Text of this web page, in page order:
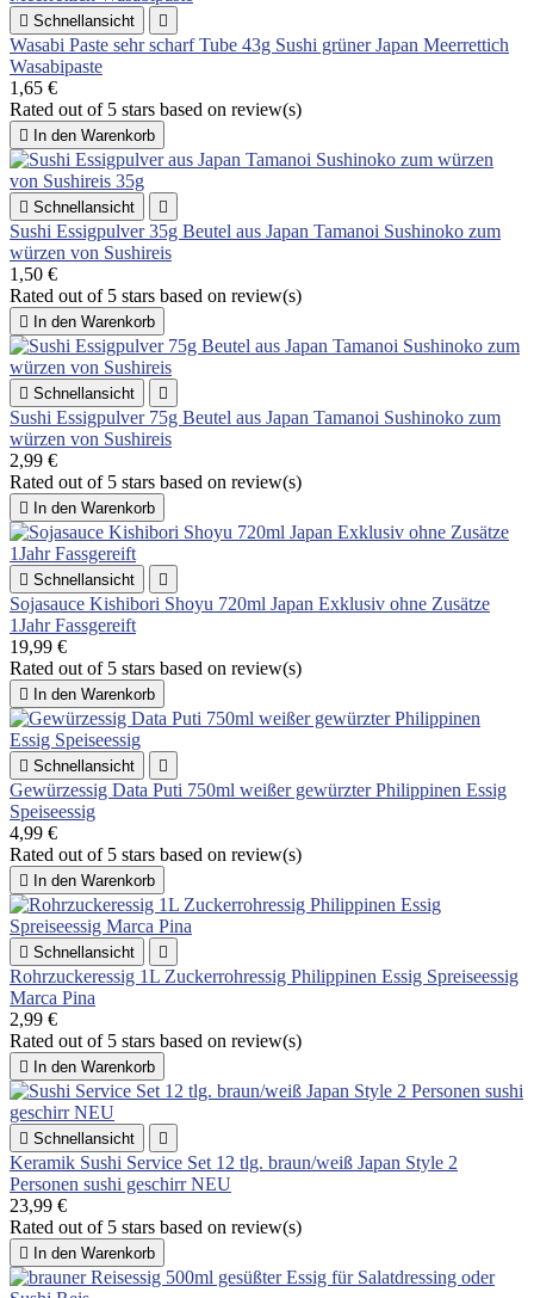
 Schnellansicht 
Wasabi Paste sehr scharf Tube 43g Sushi grüner Japan Meerrettich
Wasabipaste
1,65 €
Rated out of 5 stars based on review(s)
 In den Warenkorb
 Schnellansicht 
Sushi Essigpulver 35g Beutel aus Japan Tamanoi Sushinoko zum
würzen von Sushireis
1,50 €
Rated out of 5 stars based on review(s)
 In den Warenkorb
 Schnellansicht 
Sushi Essigpulver 75g Beutel aus Japan Tamanoi Sushinoko zum
würzen von Sushireis
2,99 €
Rated out of 5 stars based on review(s)
 In den Warenkorb
 Schnellansicht 
Sojasauce Kishibori Shoyu 720ml Japan Exklusiv ohne Zusätze
1Jahr Fassgereift
19,99 €
Rated out of 5 stars based on review(s)
 In den Warenkorb
 Schnellansicht 
Gewürzessig Data Puti 750ml weißer gewürzter Philippinen Essig
Speiseessig
4,99 €
Rated out of 5 stars based on review(s)
 In den Warenkorb
 Schnellansicht 
Rohrzuckeressig 1L Zuckerrohressig Philippinen Essig Spreiseessig
Marca Pina
2,99 €
Rated out of 5 stars based on review(s)
 In den Warenkorb
 Schnellansicht 
Keramik Sushi Service Set 12 tlg. braun/weiß Japan Style 2
Personen sushi geschirr NEU
23,99 €
Rated out of 5 stars based on review(s)
 In den Warenkorb